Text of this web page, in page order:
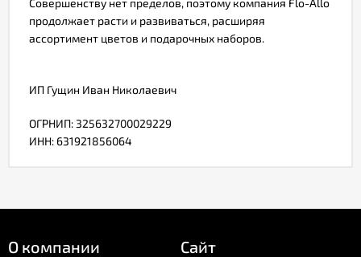
Совершенству нет пределов, поэтому компания Flo-Allo
продолжает расти и развиваться, расширяя
ассортимент цветов и подарочных наборов.
ИП Гущин Иван Николаевич
ОГРНИП: 325632700029229
ИНН: 631921856064
О компании Сайт